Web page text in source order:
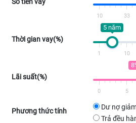
10 33
Thời gian vay(%)
5 năm
1 10
Lãi suất(%)
0 5
Phương thức tính
Dư nợ
Trả đều